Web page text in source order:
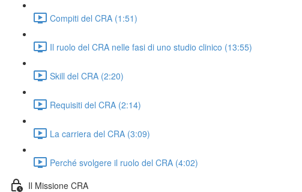
Compiti del CRA (1:51)
Il ruolo del CRA nelle fasi di uno studio clinico (13:55)
Skill del CRA (2:20)
Requisiti del CRA (2:14)
La carriera del CRA (3:09)
Perché svolgere il ruolo del CRA (4:02)
Il Missione CRA